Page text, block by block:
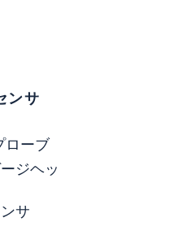
ンサ
ローブ
ージヘッ
ンサ